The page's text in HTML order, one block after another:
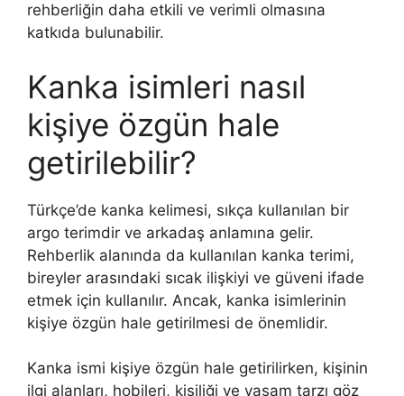
rehberliğin daha etkili ve verimli olmasına
katkıda bulunabilir.
Kanka isimleri nasıl
kişiye özgün hale
getirilebilir?
Türkçe’de kanka kelimesi, sıkça kullanılan bir
argo terimdir ve arkadaş anlamına gelir.
Rehberlik alanında da kullanılan kanka terimi,
bireyler arasındaki sıcak ilişkiyi ve güveni ifade
etmek için kullanılır. Ancak, kanka isimlerinin
kişiye özgün hale getirilmesi de önemlidir.
Kanka ismi kişiye özgün hale getirilirken, kişinin
ilgi alanları, hobileri, kişiliği ve yaşam tarzı göz